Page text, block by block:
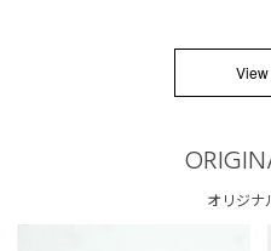
オリジナ